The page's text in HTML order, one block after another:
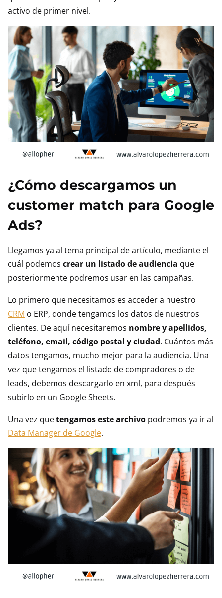
activo de primer nivel.
¿Cómo descargamos un
customer match para Google
Ads?
Llegamos ya al tema principal de artículo, mediante el
cuál podemos crear un listado de audiencia que
posteriormente podremos usar en las campañas.
Lo primero que necesitamos es acceder a nuestro
CRM o ERP, donde tengamos los datos de nuestros
clientes. De aquí necesitaremos nombre y apellidos,
teléfono, email, código postal y ciudad. Cuántos más
datos tengamos, mucho mejor para la audiencia. Una
vez que tengamos el listado de compradores o de
leads, debemos descargarlo en xml, para después
subirlo en un Google Sheets.
Una vez quetengamos este archivo podremos ya ir al
Data Manager de Google.